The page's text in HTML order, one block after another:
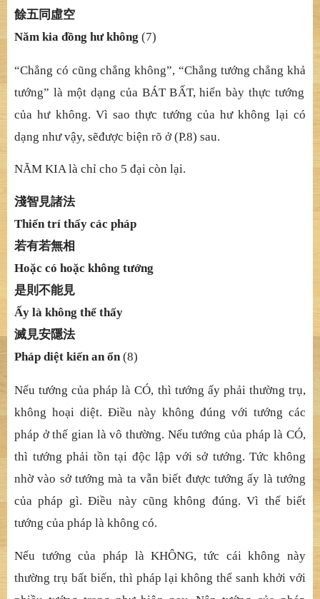
餘五同虛空
Năm kia đồng hư không (7)
“Chẳng có cũng chẳng không”, “Chẳng tướng chẳng khả
tướng” là một dạng của BÁT BẤT, hiển bày thực tướng
của hư không. Vì sao thực tướng của hư không lại có
dạng như vậy, sẽđược biện rõ ở(P.8) sau.
NĂM KIA là chỉ cho 5 đại còn lại.
淺智見諸法
Thiển trí thấy các pháp
若有若無相
Hoặc có hoặc không tướng
是則不能見
Ấy là không thể thấy
滅見安隱法
Pháp diệt kiến anổn(8)
Nếu tướng của pháp là CÓ, thì tướng ấy phải thường trụ,
không hoại diệt. Điều này không đúng với tướng các
pháp ởthế gian là vô thường. Nếu tướng của pháp là CÓ,
thì tướng phải tồn tại độc lập với sởtướng. Tức không
nhờvào sởtướng mà ta vẫn biết được tướngấy là tướng
của pháp gì.Điều này cũng không đúng. Vì thế biết
tướng của pháp là không có.
Nếu tướng của pháp là KHÔNG, tức cái không này
thường trụ bất biến, thì pháp lại không thể sanh khởi với